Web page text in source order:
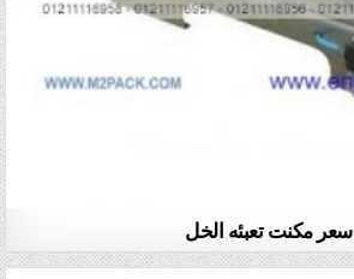
سعر مكنت تعبئه الخل